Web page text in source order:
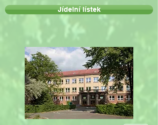
Jídelní lístek